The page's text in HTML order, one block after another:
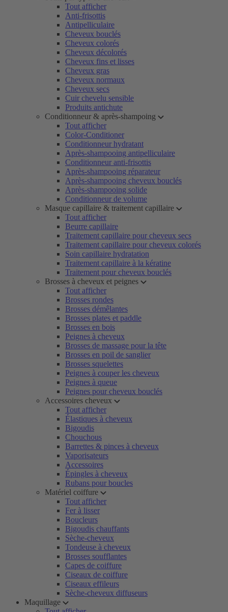
Tout afficher
Anti-frisottis
Antipelliculaire
Cheveux bouclés
Cheveux colorés
Cheveux décolorés
Cheveux fins et lisses
Cheveux gras
Cheveux normaux
Cheveux secs
Cuir chevelu sensible
Produits antichute
Conditionneur & après-shampoing
Tout afficher
Color-Conditioner
Conditionneur hydratant
Après-shampooing antipelliculaire
Conditionneur anti-frisottis
Après-shampooing réparateur
Après-shampooing cheveux bouclés
Après-shampooing solide
Conditionneur de volume
Masque capillaire & traitement capillaire
Tout afficher
Beurre capillaire
Traitement capillaire pour cheveux secs
Traitement capillaire pour cheveux colorés
Soin capillaire hydratation
Traitement capillaire à la kératine
Traitement pour cheveux bouclés
Brosses à cheveux et peignes
Tout afficher
Brosses rondes
Brosses démêlantes
Brosses plates et paddle
Brosses en bois
Peignes à cheveux
Brosses de massage pour la tête
Brosses en poil de sanglier
Brosses squelettes
Peignes à couper les cheveux
Peignes à queue
Peignes pour cheveux bouclés
Accessoires cheveux
Tout afficher
Élastiques à cheveux
Bigoudis
Chouchous
Barrettes & pinces à cheveux
Vaporisateurs
Accessoires
Épingles à cheveux
Rubans pour boucles
Matériel coiffure
Tout afficher
Fer à lisser
Boucleurs
Bigoudis chauffants
Sèche-cheveux
Tondeuse à cheveux
Brosses soufflantes
Capes de coiffure
Ciseaux de coiffure
Ciseaux effileurs
Sèche-cheveux diffuseurs
Maquillage